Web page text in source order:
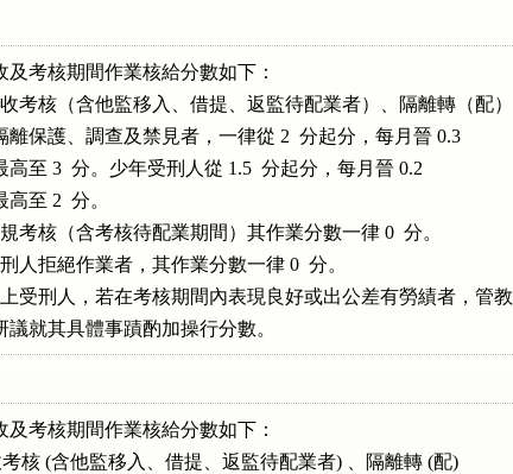
及考核期間作業核給分數如下：
收考核（含他監移入、借提、返監待配業者）、隔離轉（配）
隔離保護、調查及禁見者，一律從 2  分起分，每月晉 0.3
最高至 3  分。少年受刑人從 1.5  分起分，每月晉 0.2
高至 2  分。
考核（含考核待配業期間）其作業分數一律 0  分。
人拒絕作業者，其作業分數一律 0  分。
上受刑人，若在考核期間內表現良好或出公差有勞績者，管教
研議就其具體事蹟酌加操行分數。
及考核期間作業核給分數如下：
考核 (含他監移入、借提、返監待配業者) 、隔離轉 (配)